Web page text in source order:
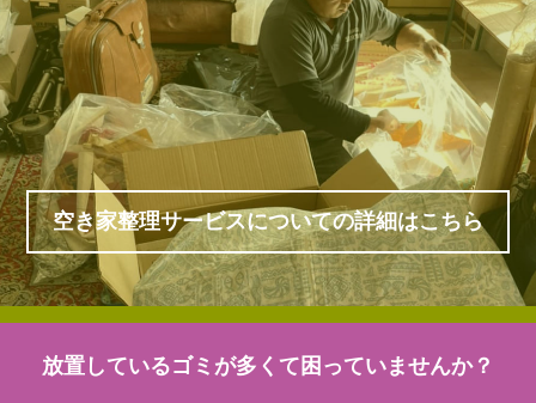
空き家整理サービスについての詳細はこちら
放置しているゴミが多くて困っていませんか？